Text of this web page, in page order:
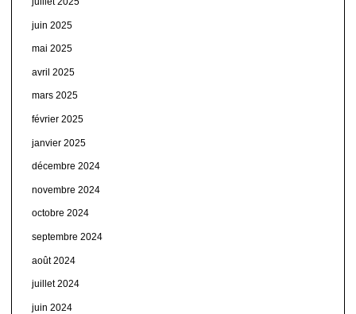
juin 2025
mai 2025
avril 2025
mars 2025
février 2025
janvier 2025
décembre 2024
novembre 2024
octobre 2024
septembre 2024
août 2024
juillet 2024
juin 2024